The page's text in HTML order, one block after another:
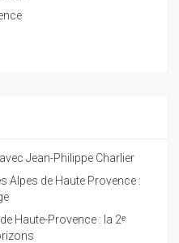
Jean-Philippe Charlier
Alpes de Haute Provence :
Haute-Provence : la 2ᵉ